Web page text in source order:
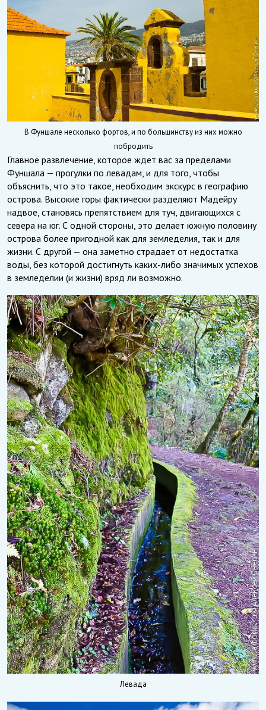
В Фуншале несколько фортов, и по большинству из них можно
побродить
Главное развлечение, которое ждет вас за пределами
Фуншала — прогулки по левадам, и для того, чтобы
объяснить, что это такое, необходим экскурс в географию
острова. Высокие горы фактически разделяют Мадейру
надвое, становясь препятствием для туч, двигающихся с
севера на юг. С одной стороны, это делает южную половину
острова более пригодной как для земледелия, так и для
жизни. С другой — она заметно страдает от недостатка
воды, без которой достигнуть каких-либо значимых успехов
в земледелии (и жизни) вряд ли возможно.
Левада